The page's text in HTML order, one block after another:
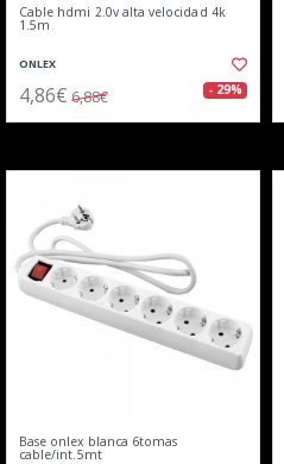
Cable hdmi 2.0v alta velocidad 4k
1.5m
ONLEX
4,86€ 6,88€ - 29%
Base onlex blanca 6tomas
cable/int.5mt